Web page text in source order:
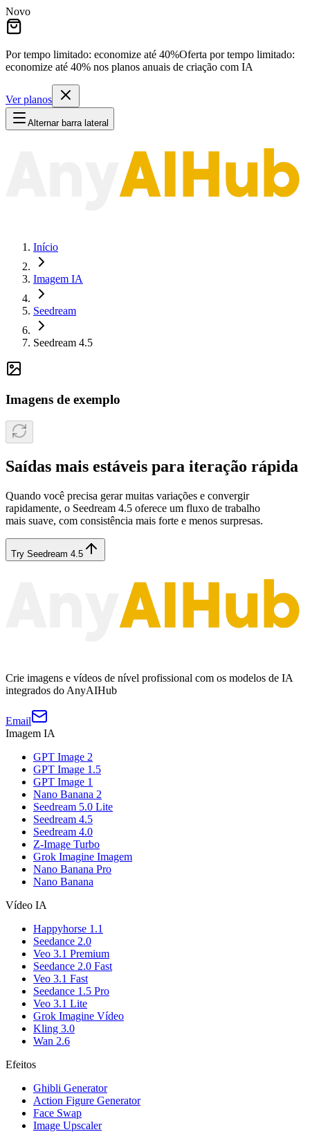
Novo
Por tempo limitado: economize até 40%Oferta por tempo limitado:
economize até 40% nos planos anuais de criação com IA
Ver planos
Alternar barra lateral
Início
Imagem IA
Seedream
Seedream 4.5
Imagens de exemplo
Saídas mais estáveis ​​para iteração rápida
Quando você precisa gerar muitas variações e convergir
rapidamente, o Seedream 4.5 oferece um fluxo de trabalho
mais suave, com consistência mais forte e menos surpresas.
Try Seedream 4.5
Crie imagens e vídeos de nível profissional com os modelos de IA
integrados do AnyAIHub
Email
Imagem IA
GPT Image 2
GPT Image 1.5
GPT Image 1
Nano Banana 2
Seedream 5.0 Lite
Seedream 4.5
Seedream 4.0
Z-Image Turbo
Grok Imagine Imagem
Nano Banana Pro
Nano Banana
Vídeo IA
Happyhorse 1.1
Seedance 2.0
Veo 3.1 Premium
Seedance 2.0 Fast
Veo 3.1 Fast
Seedance 1.5 Pro
Veo 3.1 Lite
Grok Imagine Vídeo
Kling 3.0
Wan 2.6
Efeitos
Ghibli Generator
Action Figure Generator
Face Swap
Image Upscaler